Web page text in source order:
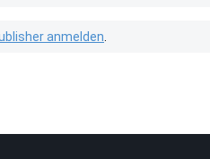
anmelden